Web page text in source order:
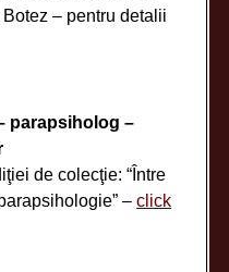
– pentru detalii
parapsiholog –
de colecţie: “Între
–click